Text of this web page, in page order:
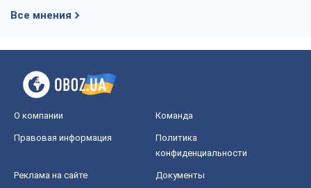
Все мнения
О компании Команда
Правовая информация
Политика
конфиденциальности
Реклама на сайте Документы